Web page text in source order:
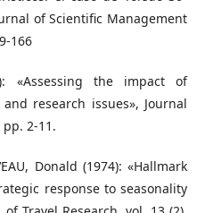
of Scientific Management
166
«Assessing the impact of
research issues», Journal
pp. 2-11.
Donald (1974): «Hallmark
response to seasonality